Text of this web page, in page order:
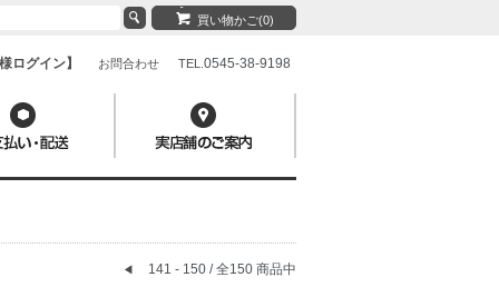
買い物かご(0)
ログイン】 お問合わせ TEL. 0545-38-9198
◀ 141 - 150 / 全150 商品中